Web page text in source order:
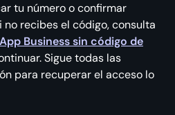
tu número o confirmar
no recibes el código, consulta
Business sin código de
Sigue todas las
para recuperar el acceso lo